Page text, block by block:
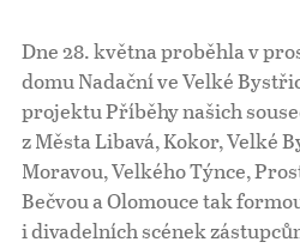
Dne 28. května proběhla v
domu Nadační ve Velké
projektu Příběhy našich
z Města Libavá, Kokor, Velké
Moravou, Velkého Týnce,
Bečvou a Olomouce tak
i divadelních scének